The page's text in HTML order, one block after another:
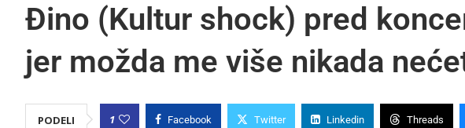
Đino (Kultur shock) pred
jer možda me više nikada
PODELI 1 Facebook Twitter Linkedin Threads